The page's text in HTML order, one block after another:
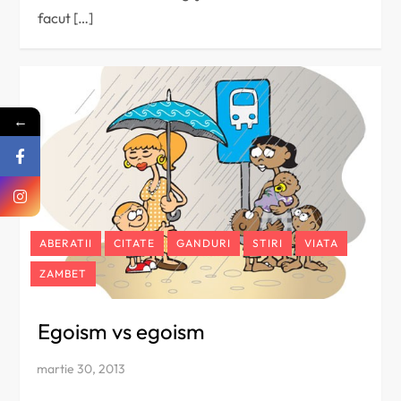
facut […]
ABERATII CITATE GANDURI STIRI VIATA
ZAMBET
Egoism vs egoism
←